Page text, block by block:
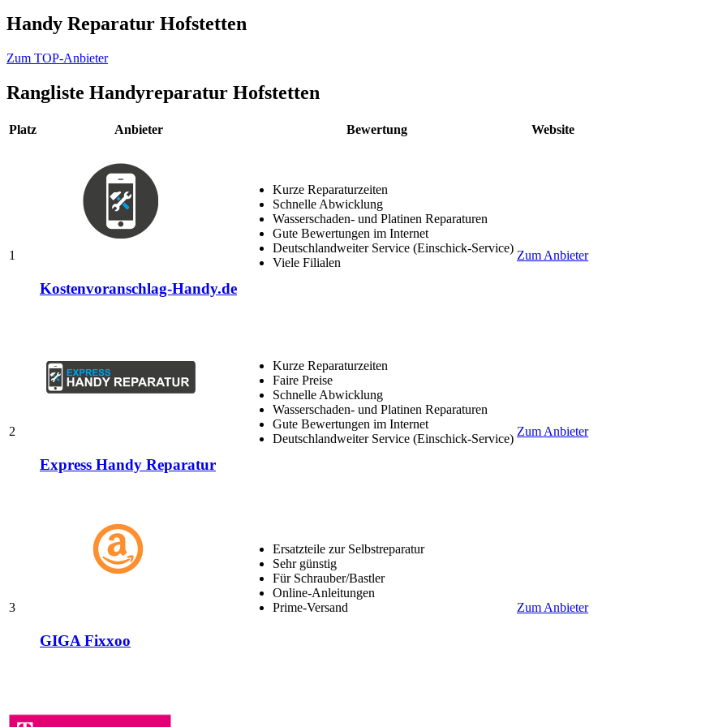
Handy Reparatur Hofstetten
Zum TOP-Anbieter
Rangliste Handyreparatur Hofstetten
Platz Anbieter Bewertung Website
1
Kostenvoranschlag-Handy.de
Kurze Reparaturzeiten
Schnelle Abwicklung
Wasserschaden- und Platinen Reparaturen
Gute Bewertungen im Internet
Deutschlandweiter Service (Einschick-Service)
Viele Filialen
Zum Anbieter
2
Express Handy Reparatur
Kurze Reparaturzeiten
Faire Preise
Schnelle Abwicklung
Wasserschaden- und Platinen Reparaturen
Gute Bewertungen im Internet
Deutschlandweiter Service (Einschick-Service)
Zum Anbieter
3
GIGA Fixxoo
Ersatzteile zur Selbstreparatur
Sehr günstig
Für Schrauber/Bastler
Online-Anleitungen
Prime-Versand
Zum Anbieter